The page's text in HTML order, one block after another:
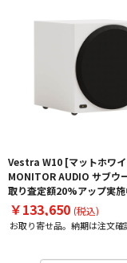
Vestra W10 [マットホワ
MONITOR AUDIO サブウ
取り査定額20%アップ実施
￥133,650 (税込)
お取り寄せ品。納期は注文確